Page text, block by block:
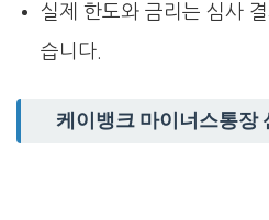
실제 한도와 금리는 심사
습니다.
케이뱅크 마이너스통장